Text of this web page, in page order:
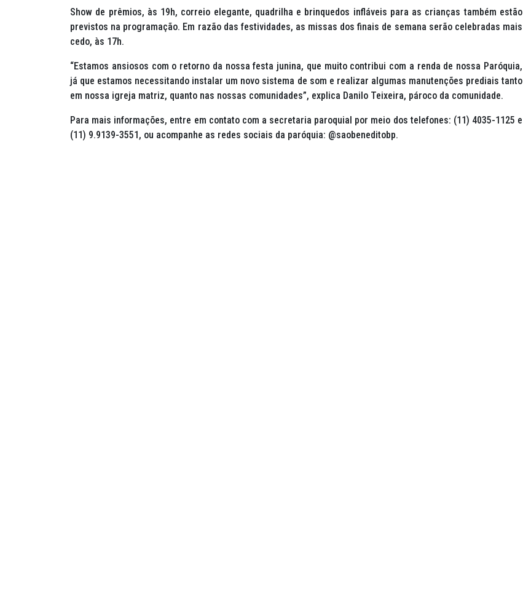
Show de prêmios, às 19h, correio elegante, quadrilha e brinquedos infláveis para as crianças também estão
previstos na programação. Em razão das festividades, as missas dos finais de semana serão celebradas mais
cedo, às 17h.
“Estamos ansiosos com o retorno da nossa festa junina, que muito contribui com a renda de nossa Paróquia,
já que estamos necessitando instalar um novo sistema de som e realizar algumas manutenções prediais tanto
em nossa igreja matriz, quanto nas nossas comunidades”, explica Danilo Teixeira, pároco da comunidade.
Para mais informações, entre em contato com a secretaria paroquial por meio dos telefones: (11) 4035-1125 e
(11) 9.9139-3551, ou acompanhe as redes sociais da paróquia: @saobeneditobp.